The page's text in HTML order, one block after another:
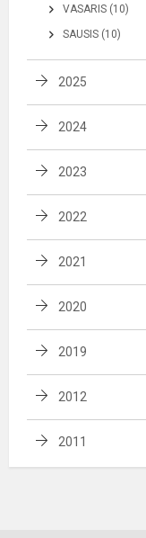
VASARIS (10)
SAUSIS (10)
2025
2024
2023
2022
2021
2020
2019
2012
2011